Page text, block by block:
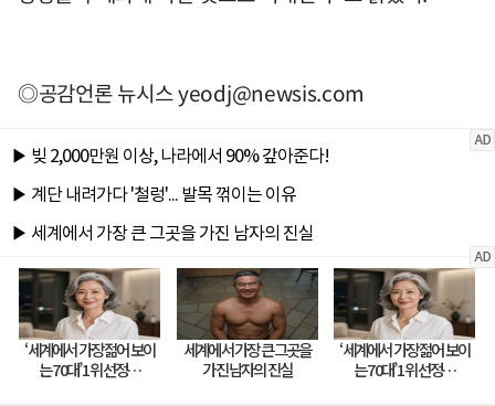
◎공감언론 뉴시스yeodj@newsis.com